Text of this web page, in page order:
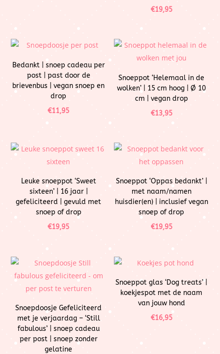
€19,95
Bedankt | snoep cadeau per
post | past door de
brievenbus | vegan snoep en
drop
€11,95
Snoeppot ‘Helemaal in de
wolken’ | 15 cm hoog | Ø 10
cm | vegan drop
€13,95
Leuke snoeppot ‘Sweet
sixteen’ | 16 jaar |
gefeliciteerd | gevuld met
snoep of drop
€19,95
Snoeppot ‘Oppas bedankt’ |
met naam/namen
huisdier(en) | inclusief vegan
snoep of drop
€19,95
Snoepdoosje Gefeliciteerd
met je verjaardag – ‘Still
fabulous’ | snoep cadeau
per post | snoep zonder
gelatine
Snoeppot glas ‘Dog treats’ |
koekjespot met de naam
van jouw hond
€16,95